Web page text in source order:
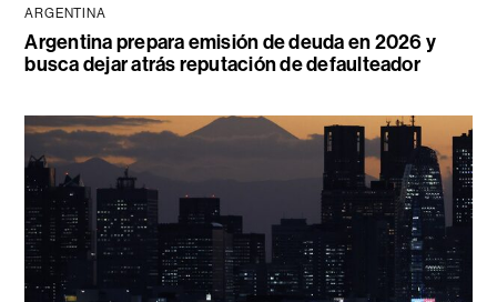
ARGENTINA
Argentina prepara emisión de deuda en 2026 y
busca dejar atrás reputación de defaulteador